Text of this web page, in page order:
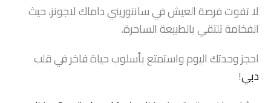
لا تفوت فرصة العيش في سانتوريني داماك لاجونز، حيث
الفخامة تلتقي بالطبيعة الساحرة.
احجز وحدتك اليوم واستمتع بأسلوب حياة فاخر في قلب
دبي!